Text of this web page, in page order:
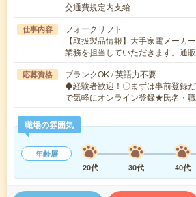
交通費規定内支給
仕事内容
フォークリフト
【取扱製品情報】大手家電メーカ
業務を担当していただきます。通
応募資格
ブランクOK / 英語力不要
◆経験者歓迎！〇まずは事前登録
で気軽にオンライン登録★氏名・
職場の雰囲気
年齢層
20代
30代 40代